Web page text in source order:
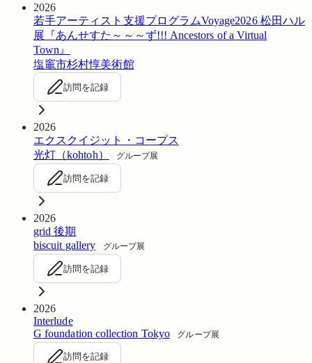
2026
若手アーティスト支援プログラムVoyage2026 松田ハル
展『あんせすた～～～ず!!! Ancestors of a Virtual
Town』
塩竈市杉村惇美術館
訪問を記録
2026
エクスクイジット・コープス
光灯（kohtoh）
グループ展
訪問を記録
2026
grid 後期
biscuit gallery
グループ展
訪問を記録
2026
Interlude
G foundation collection Tokyo
グループ展
訪問を記録